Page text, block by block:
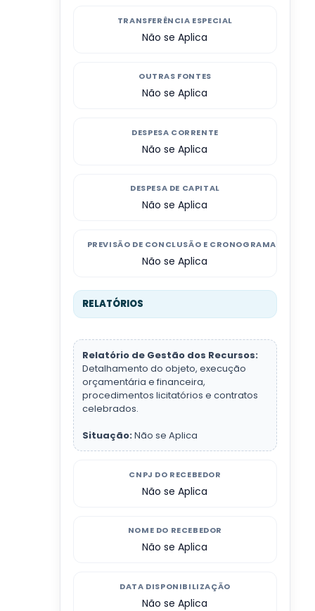
TRANSFERÊNCIA ESPECIAL
Não se Aplica
OUTRAS FONTES
Não se Aplica
DESPESA CORRENTE
Não se Aplica
DESPESA DE CAPITAL
Não se Aplica
PREVISÃO DE CONCLUSÃO E CRONOGRAMA
Não se Aplica
RELATÓRIOS
Relatório de Gestão dos Recursos:
Detalhamento do objeto, execução
orçamentária e financeira,
procedimentos licitatórios e contratos
celebrados.
Situação:Não se Aplica
CNPJ DO RECEBEDOR
Não se Aplica
NOME DO RECEBEDOR
Não se Aplica
DATA DISPONIBILIZAÇÃO
Não se Aplica